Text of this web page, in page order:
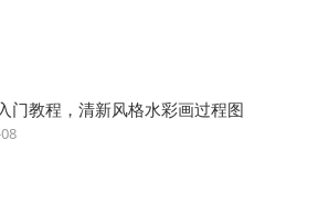
门教程，清新风格水彩画过程图